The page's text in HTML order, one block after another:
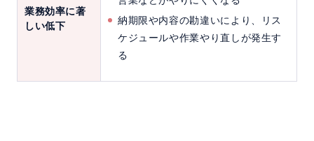
業務効率に著
しい低下
納期限や内容の勘違いにより、リス
ケジュールや作業やり直しが発生す
る